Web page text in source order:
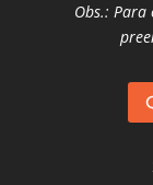
Obs.: